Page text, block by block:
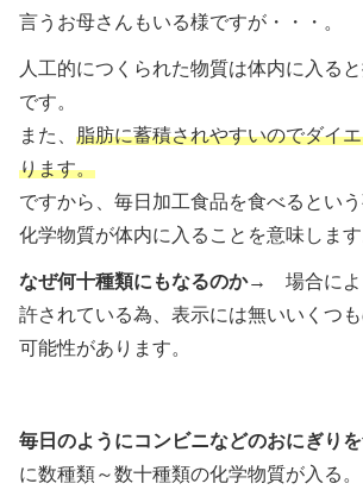
言うお母さんもいる様ですが・・・。
人工的につくられた物質は体内に入る
です。
また、 脂肪に蓄積されやすいのでダイ
ります。
ですから、毎日加工食品を食べるとい
化学物質が体内に入ることを意味します
なぜ何十種類にもなるのか→
場合によ
許されている為、表示には無いいくつ
可能性があります。
毎日のようにコンビニなどのおにぎり
に数種類～数十種類の化学物質が入る。